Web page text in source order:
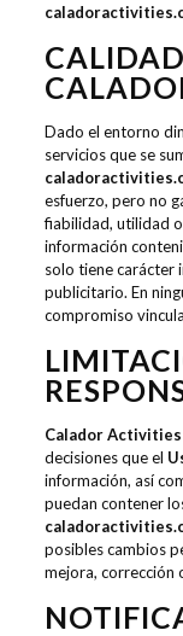
Dado el entorno
servicios que se
esfuerzo, pero no
fiabilidad, utilidad
información
solo tiene carácter
publicitario. En
compromiso
Calador Activities
decisiones que el
información, así
puedan contener
posibles cambios
mejora, corrección